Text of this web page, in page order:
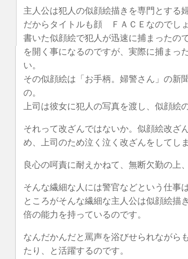
主人公は犯人の似顔絵描きを専門とする
だからタイトルも顔 ＦＡＣＥなのでしょ
書いた似顔絵で犯人が迅速に捕まったの
を開く事になるのですが、実際に捕まっ
い。
その似顔絵は「お手柄。婦警さん」の新
の。
上司は彼女に犯人の写真を渡し、似顔絵
それって改ざんではないか。似顔絵改ざ
め、上司のため泣く泣く改ざんをしてしま
良心の呵責に耐えかねて、無断欠勤の上
そんな繊細な人には警官などという仕事
ところがそんな繊細な主人公は似顔絵描
倍の能力を持っているのです。
なんだかんだと罵声を浴びせられながら
たり、と活躍するのです。